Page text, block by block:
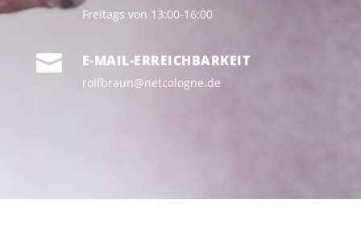
Freitags von 13:00-16:00
 E-MAIL-ERREICHBARKEIT
rolfbraun@netcologne.de